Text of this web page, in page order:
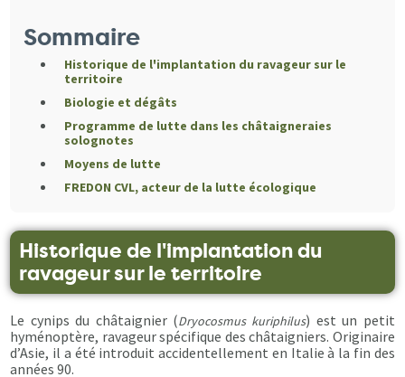
Sommaire
Historique de l'implantation du ravageur sur le
territoire
Biologie et dégâts
Programme de lutte dans les châtaigneraies
solognotes
Moyens de lutte
FREDON CVL, acteur de la lutte écologique
Historique de l'implantation du
ravageur sur le territoire
Le cynips du châtaignier (Dryocosmus kuriphilus) est un petit
hyménoptère, ravageur spécifique des châtaigniers. Originaire
d’Asie, il a été introduit accidentellement en Italie à la fin des
années 90.